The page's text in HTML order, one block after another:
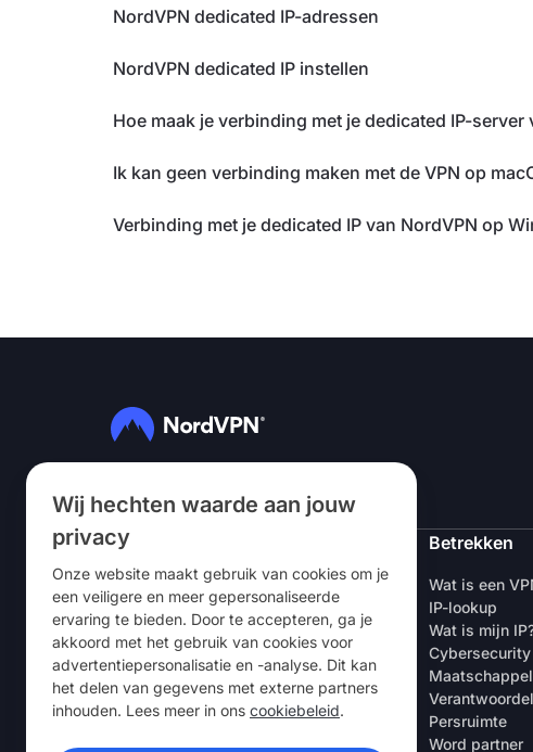
Wij hechten waarde aan jouw
privacy
Onze website maakt gebruik van cookies om je
een veiligere en meer gepersonaliseerde
ervaring te bieden. Door te accepteren, ga je
akkoord met het gebruik van cookies voor
advertentiepersonalisatie en -analyse. Dit kan
het delen van gegevens met externe partners
inhouden. Lees meer in ons cookiebeleid.
NordVPN dedicated IP-adressen
NordVPN dedicated IP instellen
Hoe maak je verbinding met je dedicated IP-
Ik kan geen verbinding maken met de VPN op
Verbinding met je dedicated IP van NordVPN op
NordVPN
Over ons
Vacatures
Gratis VPN-proefperiode
VPN-routers
Beoordelingen
Korting voor studenten & werknemers
Waar te koop
Een vriend uitnodigen
Betrekken
Wat is een
IP-lookup
Wat is mijn
Cybersecurity
Persruimte
Word partner